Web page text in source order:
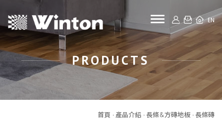
toggle EN
PRODUCTS
首頁 產品介紹 長條&方磚地板 長條磚